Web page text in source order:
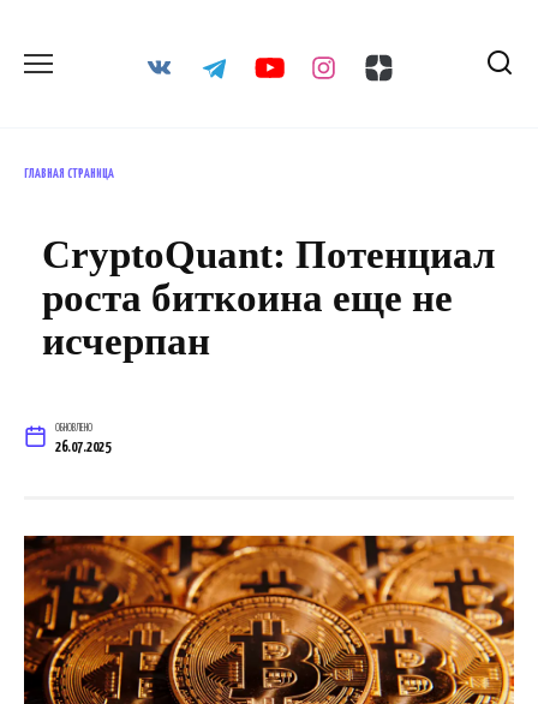
содержанию
ГЛАВНАЯ СТРАНИЦА
CryptoQuant: Потенциал
роста биткоина еще не
исчерпан
ОБНОВЛЕНО
26.07.2025